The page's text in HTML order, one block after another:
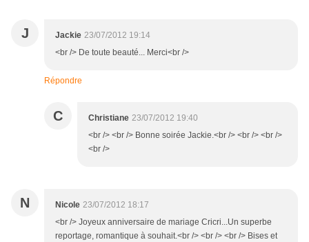
J Jackie 23/07/2012 19:14
<br /> De toute beauté... Merci<br />
Répondre
C Christiane 23/07/2012 19:40
<br /> <br /> Bonne soirée Jackie.<br /> <br /> <br />
<br />
N Nicole 23/07/2012 18:17
<br /> Joyeux anniversaire de mariage Cricri...Un superbe
reportage, romantique à souhait.<br /> <br /> <br /> Bises et